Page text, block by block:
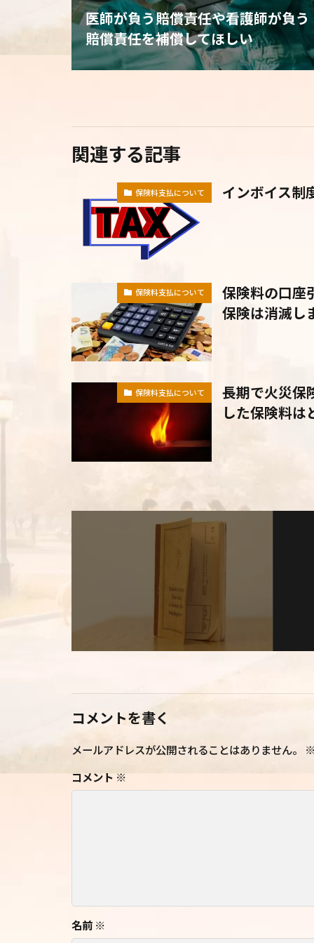
医師が負う賠償責任や看護師が負う
賠償責任を補償してほしい
関連する記事
保険料支払について インボイス制
保険料支払について
保険料の口座
保険は消滅し
保険料支払について
長期で火災保
した保険料は
コメントを書く
メールアドレスが公開されることはありません。
コメント ※
名前 ※